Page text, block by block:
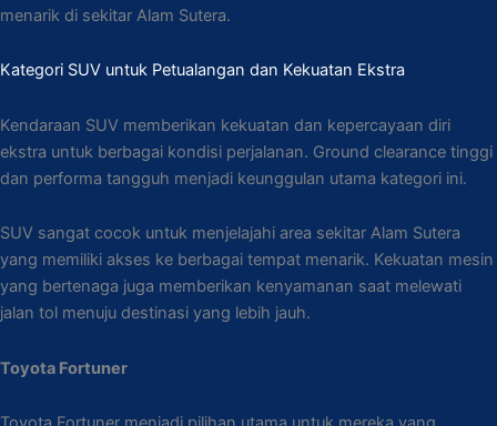
menarik di sekitar Alam Sutera.
Kategori SUV untuk Petualangan dan Kekuatan Ekstra
Kendaraan SUV memberikan kekuatan dan kepercayaan diri
ekstra untuk berbagai kondisi perjalanan. Ground clearance tinggi
dan performa tangguh menjadi keunggulan utama kategori ini.
SUV sangat cocok untuk menjelajahi area sekitar Alam Sutera
yang memiliki akses ke berbagai tempat menarik. Kekuatan mesin
yang bertenaga juga memberikan kenyamanan saat melewati
jalan tol menuju destinasi yang lebih jauh.
Toyota Fortuner